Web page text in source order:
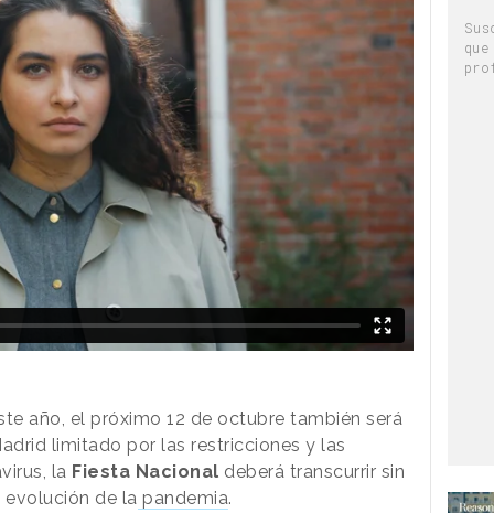
año, el próximo 12 de octubre también será
limitado por las restricciones y las
la Fiesta Nacional deberá transcurrir sin
de la pandemia.